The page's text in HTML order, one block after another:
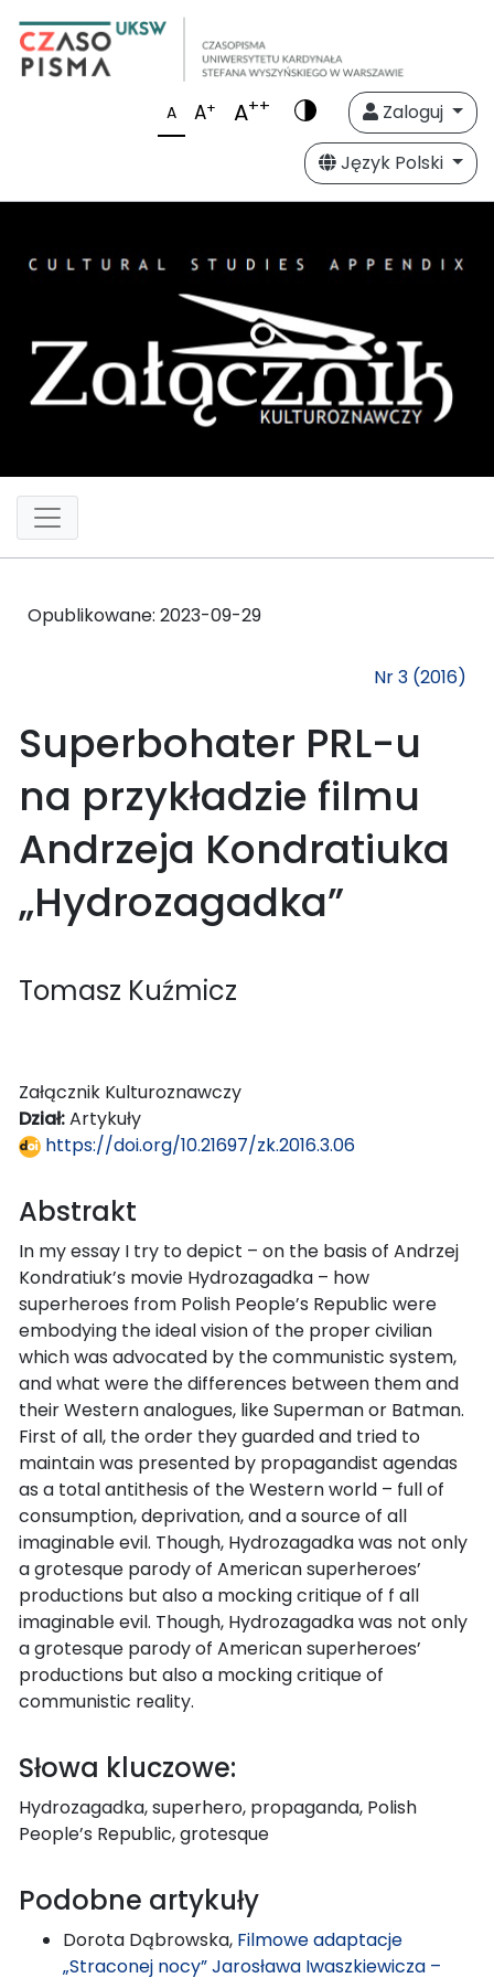
A A+ A++
Zaloguj
Język Polski
Opublikowane: 2023-09-29
Nr 3 (2016)
Superbohater PRL-u
na przykładzie filmu
Andrzeja Kondratiuka
„Hydrozagadka”
Tomasz Kuźmicz
Załącznik Kulturoznawczy
Dział:Artykuły
https://doi.org/10.21697/zk.2016.3.06
Abstrakt
In my essay I try to depict – on the basis of Andrzej
Kondratiuk’s movie Hydrozagadka – how
superheroes from Polish People’s Republic were
embodying the ideal vision of the proper civilian
which was advocated by the communistic system,
and what were the differences between them and
their Western analogues, like Superman or Batman.
First of all, the order they guarded and tried to
maintain was presented by propagandist agendas
as a total antithesis of the Western world – full of
consumption, deprivation, and a source of all
imaginable evil. Though, Hydrozagadka was not only
a grotesque parody of American superheroes’
productions but also a mocking critique of f all
imaginable evil. Though, Hydrozagadka was not only
a grotesque parody of American superheroes’
productions but also a mocking critique of
communistic reality.
Słowa kluczowe:
Hydrozagadka, superhero, propaganda, Polish
People’s Republic, grotesque
Podobne artykuły
Dorota Dąbrowska, Filmowe adaptacje
„Straconej nocy” Jarosława Iwaszkiewicza –